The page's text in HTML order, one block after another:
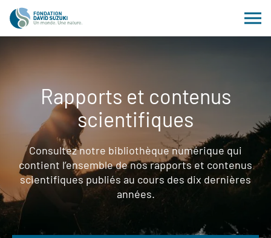
Rapports et contenus
scientifiques
Consultez notre bibliothèque numérique qui
contient l’ensemble de nos rapports et contenus
scientifiques publiés au cours des dix dernières
années.